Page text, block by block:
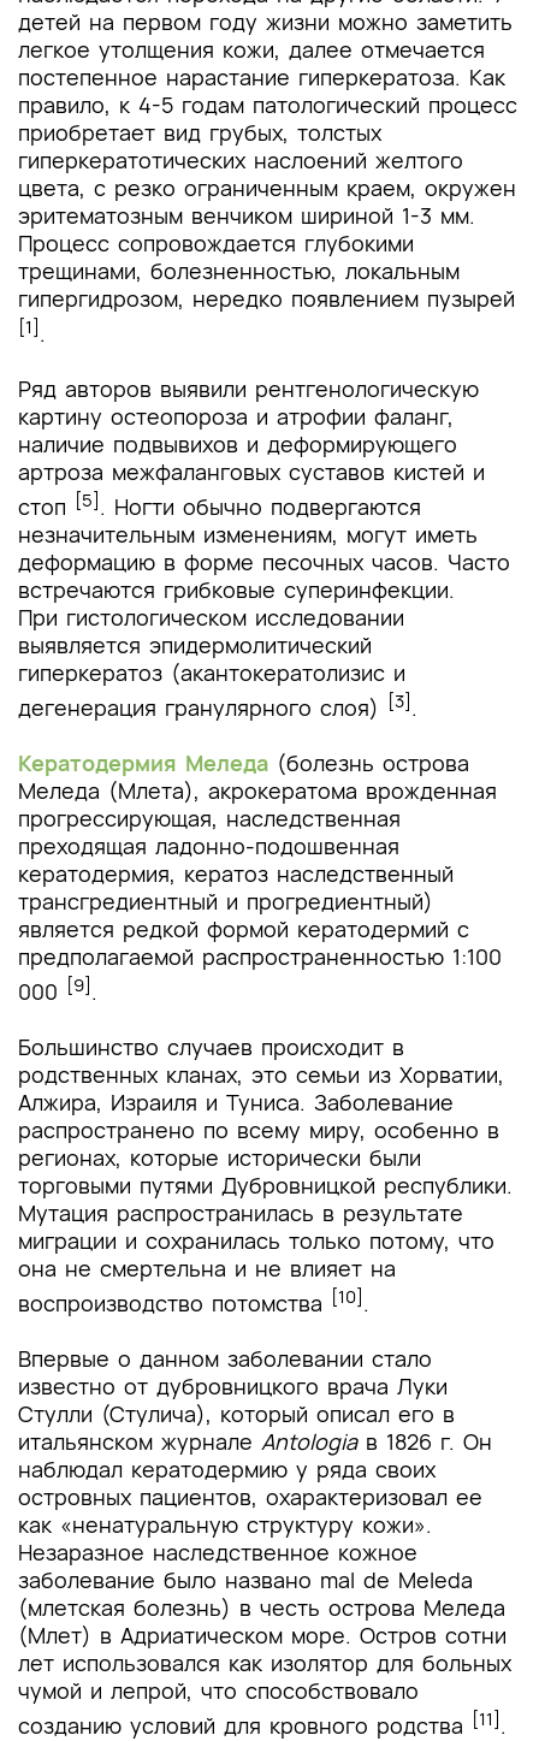
детей на первом году жизни можно заметить
легкое утолщения кожи, далее отмечается
постепенное нарастание гиперкератоза. Как
правило, к 4-5 годам патологический процесс
приобретает вид грубых, толстых
гиперкератотических наслоений желтого
цвета, с резко ограниченным краем, окружен
эритематозным венчиком шириной 1-3 мм.
Процесс сопровождается глубокими
трещинами, болезненностью, локальным
гипергидрозом, нередко появлением пузырей
[1].
Ряд авторов выявили рентгенологическую
картину остеопороза и атрофии фаланг,
наличие подвывихов и деформирующего
артроза межфаланговых суставов кистей и
стоп [5]. Ногти обычно подвергаются
незначительным изменениям, могут иметь
деформацию в форме песочных часов. Часто
встречаются грибковые суперинфекции.
При гистологическом исследовании
выявляется эпидермолитический
гиперкератоз (акантокератолизис и
дегенерация гранулярного слоя) [3].
Кератодермия Меледа (болезнь острова
Меледа (Млета), акрокератома врожденная
прогрессирующая, наследственная
преходящая ладонно-подошвенная
кератодермия, кератоз наследственный
трансгредиентный и прогредиентный)
является редкой формой кератодермий с
предполагаемой распространенностью 1:100
000 [9].
Большинство случаев происходит в
родственных кланах, это семьи из Хорватии,
Алжира, Израиля и Туниса. Заболевание
распространено по всему миру, особенно в
регионах, которые исторически были
торговыми путями Дубровницкой республики.
Мутация распространилась в результате
миграции и сохранилась только потому, что
она не смертельна и не влияет на
воспроизводство потомства [10].
Впервые о данном заболевании стало
известно от дубровницкого врача Луки
Стулли (Стулича), который описал его в
итальянском журнале Antologia в 1826 г. Он
наблюдал кератодермию у ряда своих
островных пациентов, охарактеризовал ее
как «ненатуральную структуру кожи».
Незаразное наследственное кожное
заболевание было названо mal de Meleda
(млетская болезнь) в честь острова Меледа
(Млет) в Адриатическом море. Остров сотни
лет использовался как изолятор для больных
чумой и лепрой, что способствовало
созданию условий для кровного родства [11].